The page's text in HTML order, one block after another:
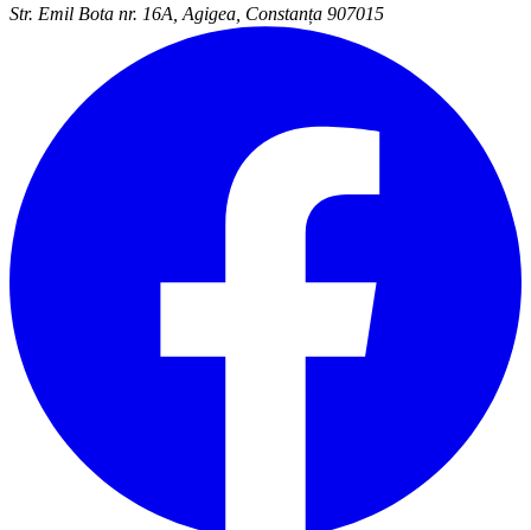
Str. Emil Bota nr. 16A, Agigea, Constanța 907015